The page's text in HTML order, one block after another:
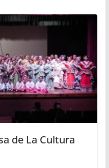
de La Cultura